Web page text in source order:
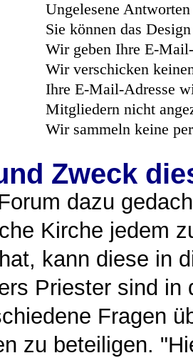
Ungelesene
Sie können das
Wir geben Ihre E-
Wir verschicken
Ihre E-Mail-Adresse
Mitgliedern nicht
Wir sammeln keine
Zweck
dazu
Kirche jedem
kann diese in
Priester sind in
Fragen
zu beteiligen.